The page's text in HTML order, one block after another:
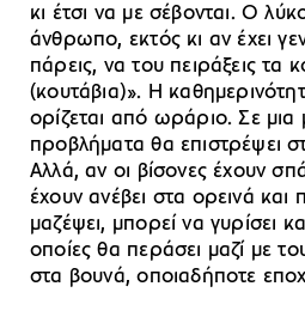
κι έτσι να με σέβονται. Ο
άνθρωπο, εκτός κι αν έχει
πάρεις, να του πειράξεις τα
(κουτάβια)». Η
ορίζεται από ωράριο. Σε
προβλήματα θα επιστρέψει
Αλλά, αν οι βίσονες έχουν
έχουν ανέβει στα ορεινά και
μαζέψει, μπορεί να γυρίσει
οποίες θα περάσει μαζί με
στα βουνά, οποιαδήποτε